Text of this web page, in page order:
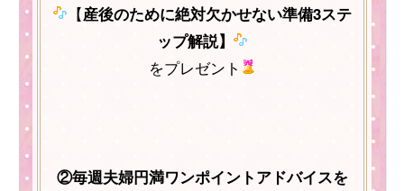
【産後のために絶対欠かせない準備3ステ
ップ解説】
をプレゼント
②毎週夫婦円満ワンポイントアドバイスを